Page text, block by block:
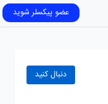
عضو پیکسلر شوید
دنبال کنید